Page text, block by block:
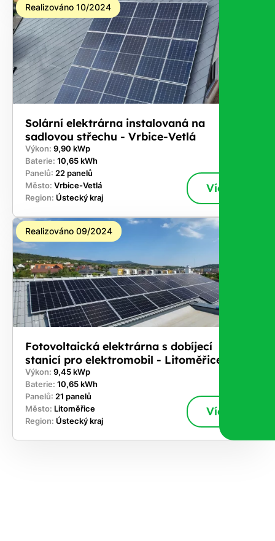
Realizováno 10/2024
Solární elektrárna instalovaná na
sadlovou střechu - Vrbice-Vetlá
Výkon: 9,90 kWp
Baterie: 10,65 kWh
Panelů: 22 panelů
Město: Vrbice-Vetlá
Region: Ústecký kraj
Více
Realizováno 09/2024
Fotovoltaická elektrárna s dobíjecí
stanicí pro elektromobil - Litoměřice
Výkon: 9,45 kWp
Baterie: 10,65 kWh
Panelů: 21 panelů
Město: Litoměřice
Region: Ústecký kraj
Více